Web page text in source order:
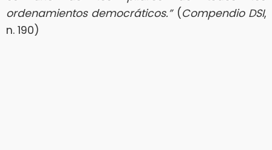
ordenamientos democráticos.” (Compendio DSI,
n. 190)